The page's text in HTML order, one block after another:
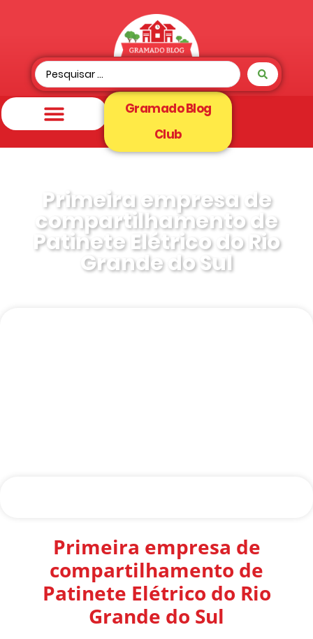
Gramado Blog
Club
Primeira empresa de
compartilhamento de
Patinete Elétrico do Rio
Grande do Sul
Primeira empresa de
compartilhamento de
Patinete Elétrico do Rio
Grande do Sul